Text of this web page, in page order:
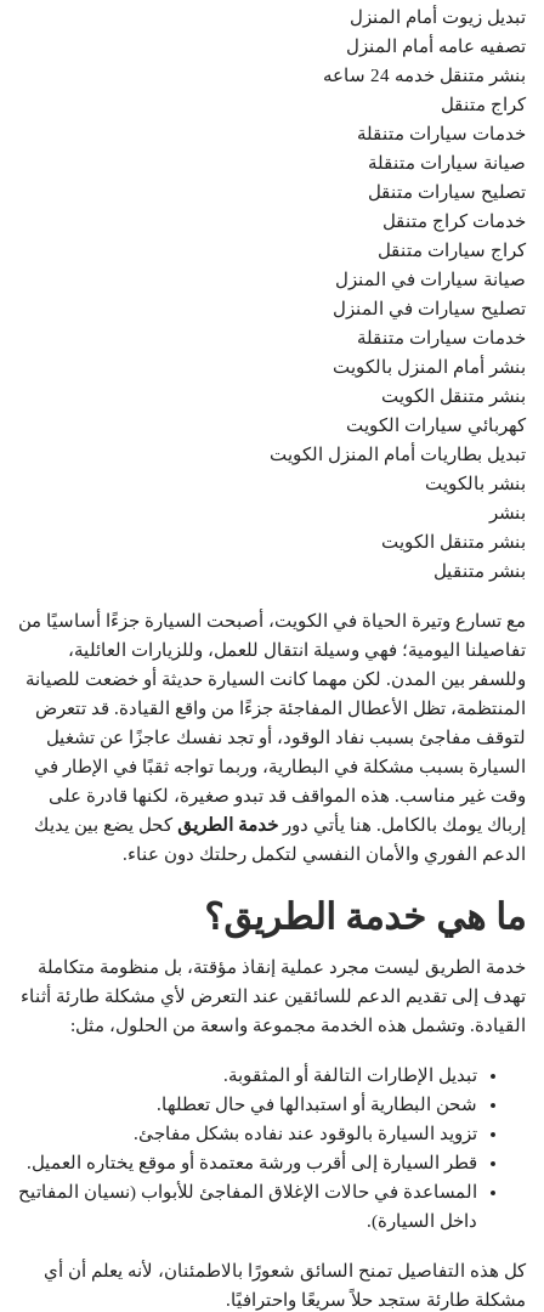
تبديل زيوت أمام المنزل
تصفيه عامه أمام المنزل
بنشر متنقل خدمه 24 ساعه
كراج متنقل
خدمات سيارات متنقلة
صيانة سيارات متنقلة
تصليح سيارات متنقل
خدمات كراج متنقل
كراج سيارات متنقل
صيانة سيارات في المنزل
تصليح سيارات في المنزل
خدمات سيارات متنقلة
بنشر أمام المنزل بالكويت
بنشر متنقل الكويت
كهربائي سيارات الكويت
تبديل بطاريات أمام المنزل الكويت
بنشر بالكويت
بنشر
بنشر متنقل الكويت
بنشر متنقيل
مع تسارع وتيرة الحياة في الكويت، أصبحت السيارة جزءًا أساسيًا من
تفاصيلنا اليومية؛ فهي وسيلة انتقال للعمل، وللزيارات العائلية،
وللسفر بين المدن. لكن مهما كانت السيارة حديثة أو خضعت للصيانة
المنتظمة، تظل الأعطال المفاجئة جزءًا من واقع القيادة. قد تتعرض
لتوقف مفاجئ بسبب نفاد الوقود، أو تجد نفسك عاجزًا عن تشغيل
السيارة بسبب مشكلة في البطارية، وربما تواجه ثقبًا في الإطار في
وقت غير مناسب. هذه المواقف قد تبدو صغيرة، لكنها قادرة على
إرباك يومك بالكامل. هنا يأتي دور خدمة الطريقكحل يضع بين يديك
الدعم الفوري والأمان النفسي لتكمل رحلتك دون عناء.
ما هي خدمة الطريق؟
خدمة الطريق ليست مجرد عملية إنقاذ مؤقتة، بل منظومة متكاملة
تهدف إلى تقديم الدعم للسائقين عند التعرض لأي مشكلة طارئة أثناء
القيادة. وتشمل هذه الخدمة مجموعة واسعة من الحلول، مثل:
تبديل الإطارات التالفة أو المثقوبة.
شحن البطارية أو استبدالها في حال تعطلها.
تزويد السيارة بالوقود عند نفاده بشكل مفاجئ.
قطر السيارة إلى أقرب ورشة معتمدة أو موقع يختاره العميل.
المساعدة في حالات الإغلاق المفاجئ للأبواب (نسيان المفاتيح
داخل السيارة).
كل هذه التفاصيل تمنح السائق شعورًا بالاطمئنان، لأنه يعلم أن أي
مشكلة طارئة ستجد حلاً سريعًا واحترافيًا.